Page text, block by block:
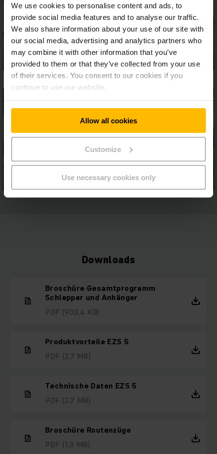
We use cookies to personalise content and ads, to
provide social media features and to analyse our traffic.
We also share information about your use of our site with
our social media, advertising and analytics partners who
may combine it with other information that you’ve
provided to them or that they’ve collected from your use
of their services. You consent to our cookies if you
continue to use our website.
Allow all cookies
Customize
Use necessary cookies only
Downloads
Broschüre Gesamtprogramm
Schlepper und Anhänger
PDF (903,4 KB)
Produktvorteile EZS 5
PDF (2,7 MB)
Technische Daten EZS 5
PDF (2,7 MB)
Broschüre Routenzüge
PDF (1,3 MB)